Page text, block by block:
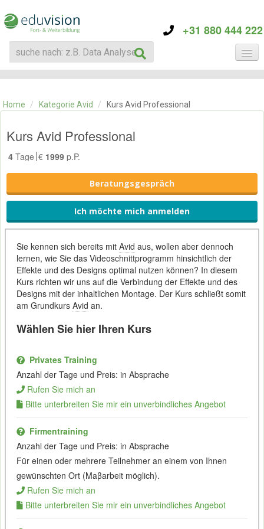
+31 880 444 222
KATEGORIE
ÜBER EDUVISION
Home / Kategorie Avid / Kurs Avid Professional
Kurs Avid Professional
4 Tage € 1999 p.P.
Beratungsgespräch
Ich möchte mich anmelden
Sie kennen sich bereits mit Avid aus, wollen aber dennoch
lernen, wie Sie das Videoschnittprogramm hinsichtlich der
Effekte und des Designs optimal nutzen können? In diesem
Kurs richten wir uns auf die Verbindung der Effekte und des
Designs mit der inhaltlichen Montage. Der Kurs schließt somit
am Grundkurs Avid an.
Wählen Sie hier Ihren Kurs
Privates Training
Anzahl der Tage und Preis: in Absprache
Rufen Sie mich an
Bitte unterbreiten Sie mir ein unverbindliches Angebot
Firmentraining
Anzahl der Tage und Preis: in Absprache
Für einen oder mehrere Teilnehmer an einem von Ihnen
gewünschten Ort (Maβarbeit möglich).
Rufen Sie mich an
Bitte unterbreiten Sie mir ein unverbindliches Angebot